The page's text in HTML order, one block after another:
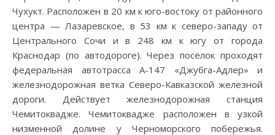
Чухукт. Расположен в 20 км к юго-востоку от районного
центра — Лазаревское, в 53 км к северо-западу от
Центрального Сочи и в 248 км к югу от города
Краснодар (по автодороге). Через посёлок проходят
федеральная автотрасса А-147 «Джубга-Адлер» и
железнодорожная ветка Северо-Кавказской железной
дороги. Действует железнодорожная станция
Чемитоквадже. Чемитоквадже расположен в узкой
низменной долине у Черноморского побережья.